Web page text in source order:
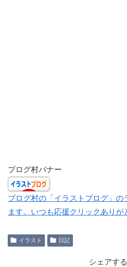
ブログ村バナー
ブログ村の「イラストブログ」の
ます。いつも応援クリックありが
イラスト 日記
シェアする